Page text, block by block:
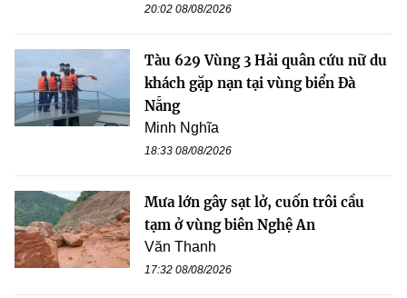
20:02 08/08/2026
Tàu 629 Vùng 3 Hải quân cứu nữ du
khách gặp nạn tại vùng biển Đà
Nẵng
Minh Nghĩa
18:33 08/08/2026
Mưa lớn gây sạt lở, cuốn trôi cầu
tạm ở vùng biên Nghệ An
Văn Thanh
17:32 08/08/2026